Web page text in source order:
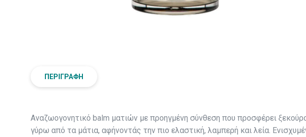
ΠΕΡΙΓΡΑΦΉ
Αναζωογονητικό balm ματιών με προηγμένη σύνθεση που προσφέρει
γύρω από τα μάτια, αφήνοντάς την πιο ελαστική, λαμπερή και λεία.